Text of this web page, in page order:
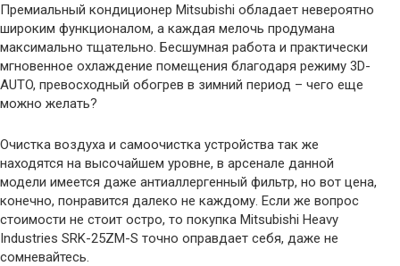
Премиальный кондиционер Mitsubishi обладает невероятно
широким функционалом, а каждая мелочь продумана
максимально тщательно. Бесшумная работа и практически
мгновенное охлаждение помещения благодаря режиму 3D-
AUTO, превосходный обогрев в зимний период – чего еще
можно желать?
Очистка воздуха и самоочистка устройства так же
находятся на высочайшем уровне, в арсенале данной
модели имеется даже антиаллергенный фильтр, но вот цена,
конечно, понравится далеко не каждому. Если же вопрос
стоимости не стоит остро, то покупка Mitsubishi Heavy
Industries SRK-25ZM-S точно оправдает себя, даже не
сомневайтесь.